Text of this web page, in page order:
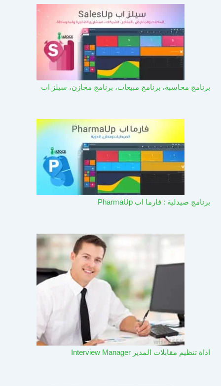
برنامج محاسبة، برنامج مبيعات، برنامج مخازن، سيلز اب
برنامج صيدلية : فارما اب PharmaUp​
اداة تنظيم مقابلات المدير Interview Manager